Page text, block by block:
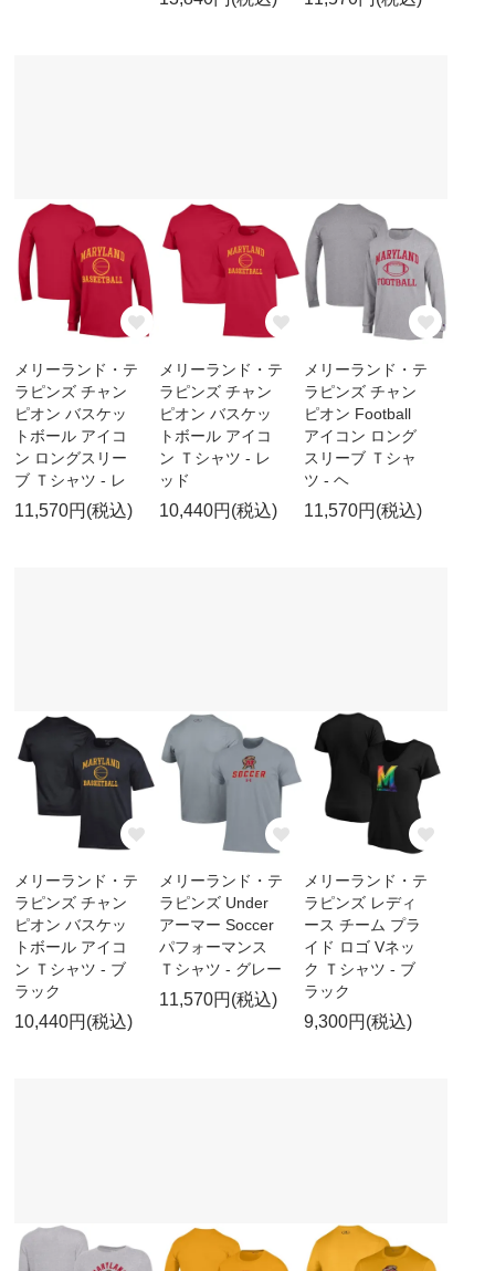
メリーランド・テ
ラピンズ チャン
ピオン バスケッ
トボール アイコ
ン ロングスリー
ブ Ｔシャツ - レ
11,570円(税込)
メリーランド・テ
ラピンズ チャン
ピオン バスケッ
トボール アイコ
ン Ｔシャツ - レ
ッド
10,440円(税込)
メリーランド・テ
ラピンズ チャン
ピオン Football
アイコン ロング
スリーブ Ｔシャ
ツ - ヘ
11,570円(税込)
メリーランド・テ
ラピンズ チャン
ピオン バスケッ
トボール アイコ
ン Ｔシャツ - ブ
ラック
10,440円(税込)
メリーランド・テ
ラピンズ Under
アーマー Soccer
パフォーマンス
Ｔシャツ - グレー
11,570円(税込)
メリーランド・テ
ラピンズ レディ
ース チーム プラ
イド ロゴ Vネッ
ク Ｔシャツ - ブ
ラック
9,300円(税込)